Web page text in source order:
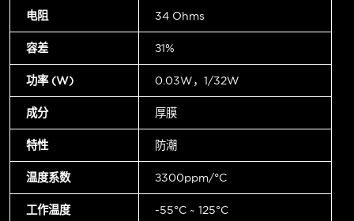
电阻 34 Ohms
容差 ±1%
功率 (W) 0.03W，1/32W
成分 厚膜
特性 防潮
温度系数 ±300ppm/°C
工作温度 -55°C ~ 125°C